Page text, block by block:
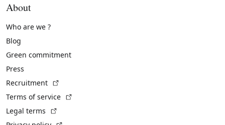
About
Who are we ?
Blog
Green commitment
Press
Recruitment
Terms of service
Legal terms